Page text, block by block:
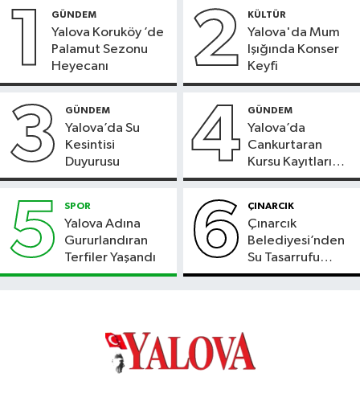
1 GÜNDEM
Yalova Koruköy ’de
Palamut Sezonu
Heyecanı
2 KÜLTÜR
Yalova'da Mum
Işığında Konser
Keyfi
3 GÜNDEM
Yalova’da Su
Kesintisi
Duyurusu
4 GÜNDEM
Yalova’da
Cankurtaran
Kursu Kayıtları
Başladı
5 SPOR
Yalova Adına
Gururlandıran
Terfiler Yaşandı
6 ÇINARCIK
Çınarcık
Belediyesi’nden
Su Tasarrufu
Çağrısı